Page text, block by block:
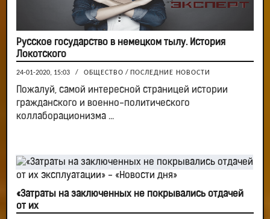
Русское государство в немецком тылу. История
Локотского
24-01-2020, 15:03 / ОБЩЕСТВО / ПОСЛЕДНИЕ НОВОСТИ
Пожалуй, самой интересной страницей истории
гражданского и военно-политического
коллаборационизма ...
«Затраты на заключенных не покрывались отдачей
от их